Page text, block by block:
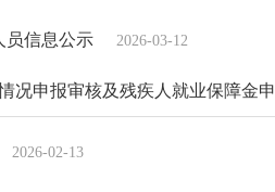
员信息公示 2026-03-12
况申报审核及残疾人就业保障金
2026-02-13